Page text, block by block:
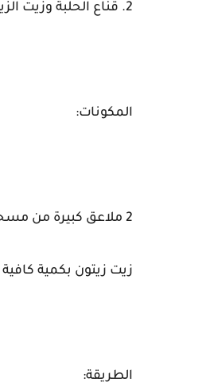
2. قناع الحلبة وزيت الزيتون للشعر:
المكونات:
2 ملاعق كبيرة من مسحوق الحلبة
زيت زيتون بكمية
الطريقة: